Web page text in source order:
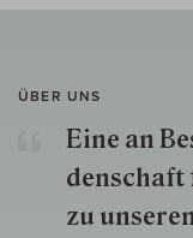
ÜBER UNS
Eine an
den­schaft
zu